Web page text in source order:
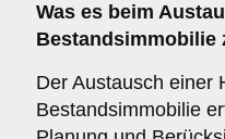
Was es beim
Bestandsimmobilie
Der Austausch einer
Bestandsimmobilie